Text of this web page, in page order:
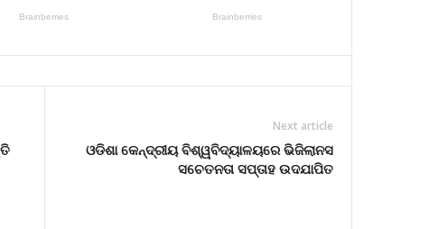
Next article
ଓଡିଶା କେନ୍ଦ୍ରୀୟ ବିଶ୍ୱବିଦ୍ୟାଳୟରେ ଭିଜିଲାନସ
ସଚେତନତା ସପ୍ତାହ ଉଦଯାପିତ